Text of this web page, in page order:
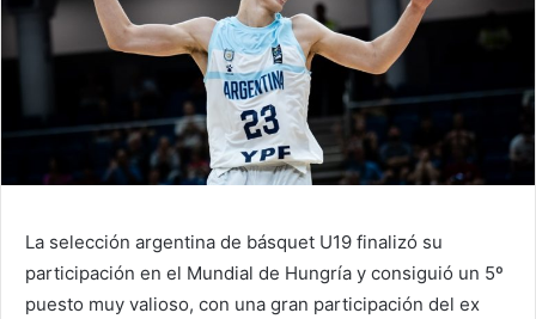
La selección argentina de básquet U19 finalizó su
participación en el Mundial de Hungría y consiguió un 5º
puesto muy valioso, con una gran participación del ex